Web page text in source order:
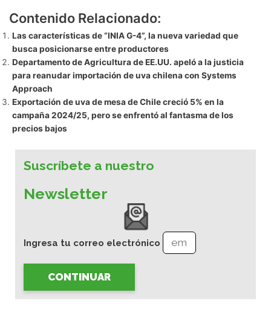
Contenido Relacionado:
Las características de “INIA G-4”, la nueva variedad que
busca posicionarse entre productores
Departamento de Agricultura de EE.UU. apeló a la justicia
para reanudar importación de uva chilena con Systems
Approach
Exportación de uva de mesa de Chile creció 5% en la
campaña 2024/25, pero se enfrentó al fantasma de los
precios bajos
Suscríbete a nuestro
Newsletter
Ingresa tu correo electrónico
CONTINUAR